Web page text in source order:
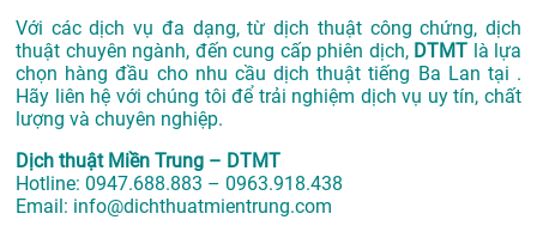
Với các dịch vụ đa dạng, từ dịch thuật công chứng, dịch
thuật chuyên ngành, đến cung cấp phiên dịch, DTMT là lựa
chọn hàng đầu cho nhu cầu dịch thuật tiếng Ba Lan tại .
Hãy liên hệ với chúng tôi để trải nghiệm dịch vụ uy tín, chất
lượng và chuyên nghiệp.
Dịch thuật Miền Trung – DTMT
Hotline: 0947.688.883 – 0963.918.438
Email: info@dichthuatmientrung.com